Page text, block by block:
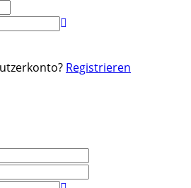
Registrieren